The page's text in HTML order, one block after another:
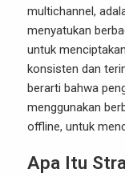
multichannel,
menyatukan
untuk
konsisten dan
berarti bahwa
menggunakan
offline, untuk
Apa Itu